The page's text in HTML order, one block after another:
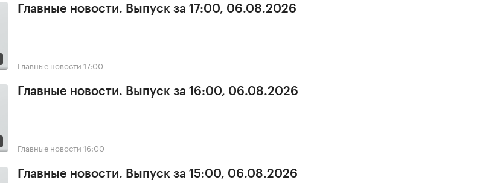
Главные новости. Выпуск за 17:00, 06.08.2026
Главные новости 17:00
Главные новости. Выпуск за 16:00, 06.08.2026
Главные новости 16:00
Главные новости. Выпуск за 15:00, 06.08.2026